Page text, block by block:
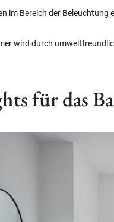
im Bereich der
wird durch
für das